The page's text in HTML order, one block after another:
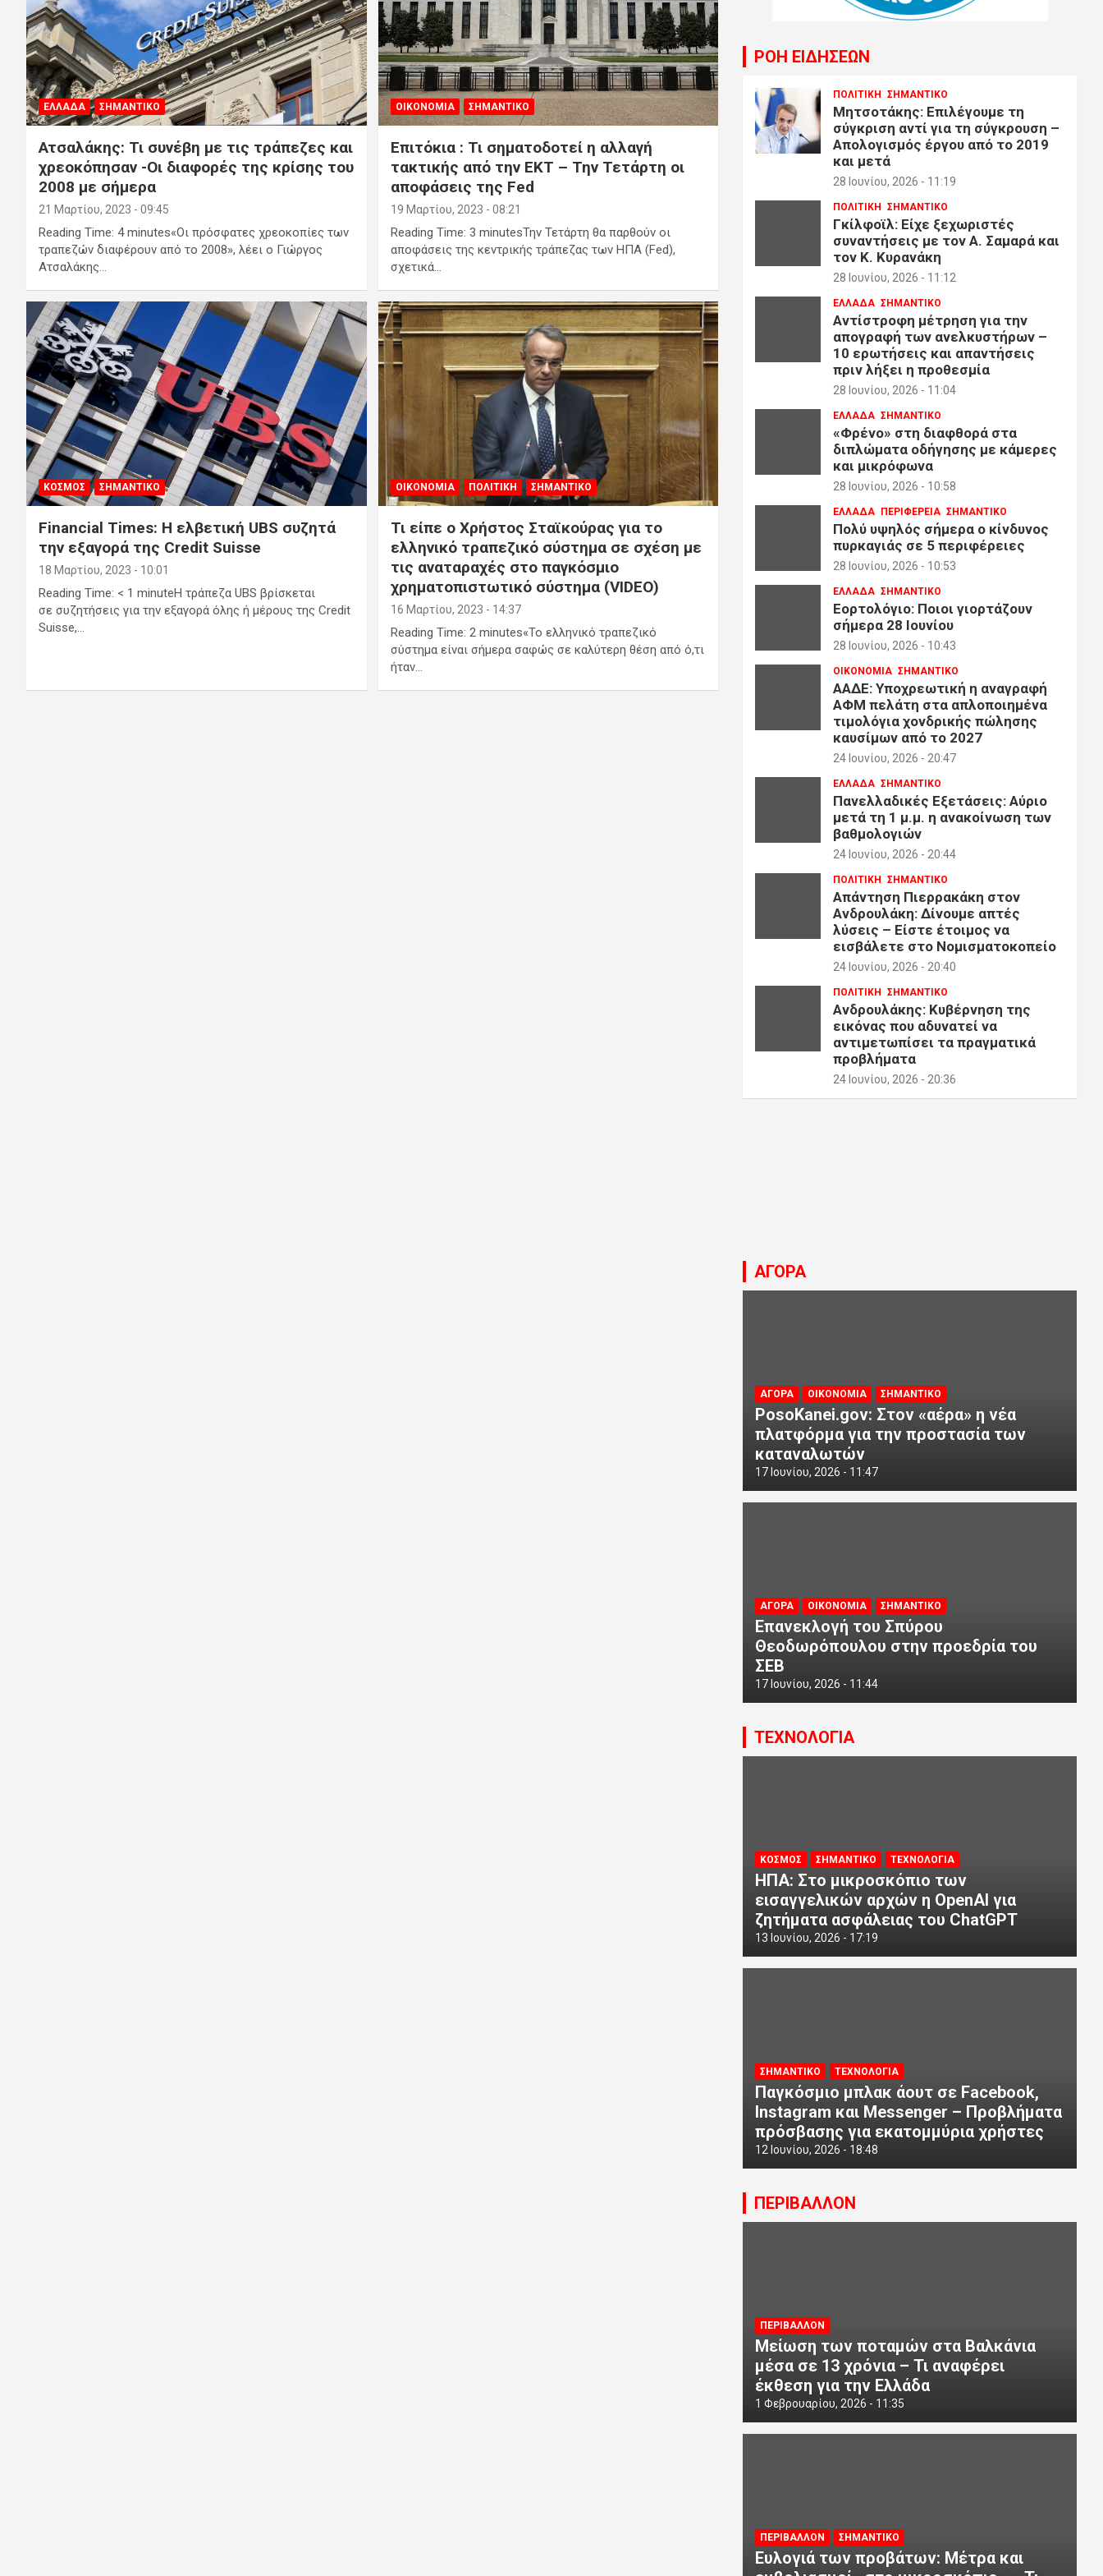
ΕΛΛΑΔΑ ΣΗΜΑΝΤΙΚΟ
Ατσαλάκης: Τι συνέβη με τις τράπεζες και
χρεοκόπησαν -Οι διαφορές της κρίσης του
2008 με σήμερα
21 Μαρτίου, 2023 - 09:45
Reading Time: 4 minutes«Οι πρόσφατες χρεοκοπίες των
τραπεζών διαφέρουν από το 2008», λέει ο Γιώργος
Ατσαλάκης…
ΟΙΚΟΝΟΜΙΑ ΣΗΜΑΝΤΙΚΟ
Επιτόκια : Τι σηματοδοτεί η αλλαγή
τακτικής από την ΕΚΤ – Την Τετάρτη οι
αποφάσεις της Fed
19 Μαρτίου, 2023 - 08:21
Reading Time: 3 minutesΤην Τετάρτη θα παρθούν οι
αποφάσεις της κεντρικής τράπεζας των ΗΠΑ (Fed),
σχετικά…
ΚΟΣΜΟΣ ΣΗΜΑΝΤΙΚΟ
Financial Times: Η ελβετική UBS συζητά
την εξαγορά της Credit Suisse
18 Μαρτίου, 2023 - 10:01
Reading Time: < 1 minuteΗ τράπεζα UBS βρίσκεται
σε συζητήσεις για την εξαγορά όλης ή μέρους της Credit
Suisse,…
ΟΙΚΟΝΟΜΙΑ ΠΟΛΙΤΙΚΗ ΣΗΜΑΝΤΙΚΟ
Τι είπε ο Χρήστος Σταϊκούρας για το
ελληνικό τραπεζικό σύστημα σε σχέση με
τις αναταραχές στο παγκόσμιο
χρηματοπιστωτικό σύστημα (VIDEO)
16 Μαρτίου, 2023 - 14:37
Reading Time: 2 minutes«Το ελληνικό τραπεζικό
σύστημα είναι σήμερα σαφώς σε καλύτερη θέση από ό,τι
ήταν…
ΡΟΗ ΕΙΔΗΣΕΩΝ
ΠΟΛΙΤΙΚΗ ΣΗΜΑΝΤΙΚΟ
Μητσοτάκης: Επιλέγουμε τη
σύγκριση αντί για τη σύγκρουση –
Απολογισμός έργου από το 2019
και μετά
28 Ιουνίου, 2026 - 11:19
ΠΟΛΙΤΙΚΗ ΣΗΜΑΝΤΙΚΟ
Γκίλφοϊλ: Είχε ξεχωριστές
συναντήσεις με τον Α. Σαμαρά και
τον Κ. Κυρανάκη
28 Ιουνίου, 2026 - 11:12
ΕΛΛΑΔΑ ΣΗΜΑΝΤΙΚΟ
Αντίστροφη μέτρηση για την
απογραφή των ανελκυστήρων –
10 ερωτήσεις και απαντήσεις
πριν λήξει η προθεσμία
28 Ιουνίου, 2026 - 11:04
ΕΛΛΑΔΑ ΣΗΜΑΝΤΙΚΟ
«Φρένο» στη διαφθορά στα
διπλώματα οδήγησης με κάμερες
και μικρόφωνα
28 Ιουνίου, 2026 - 10:58
ΕΛΛΑΔΑ ΠΕΡΙΦΕΡΕΙΑ ΣΗΜΑΝΤΙΚΟ
Πολύ υψηλός σήμερα ο κίνδυνος
πυρκαγιάς σε 5 περιφέρειες
28 Ιουνίου, 2026 - 10:53
ΕΛΛΑΔΑ ΣΗΜΑΝΤΙΚΟ
Εορτολόγιο: Ποιοι γιορτάζουν
σήμερα 28 Ιουνίου
28 Ιουνίου, 2026 - 10:43
ΟΙΚΟΝΟΜΙΑ ΣΗΜΑΝΤΙΚΟ
ΑΑΔΕ: Υποχρεωτική η αναγραφή
ΑΦΜ πελάτη στα απλοποιημένα
τιμολόγια χονδρικής πώλησης
καυσίμων από το 2027
24 Ιουνίου, 2026 - 20:47
ΕΛΛΑΔΑ ΣΗΜΑΝΤΙΚΟ
Πανελλαδικές Εξετάσεις: Αύριο
μετά τη 1 μ.μ. η ανακοίνωση των
βαθμολογιών
24 Ιουνίου, 2026 - 20:44
ΠΟΛΙΤΙΚΗ ΣΗΜΑΝΤΙΚΟ
Απάντηση Πιερρακάκη στον
Ανδρουλάκη: Δίνουμε απτές
λύσεις – Είστε έτοιμος να
εισβάλετε στο Νομισματοκοπείο
24 Ιουνίου, 2026 - 20:40
ΠΟΛΙΤΙΚΗ ΣΗΜΑΝΤΙΚΟ
Ανδρουλάκης: Κυβέρνηση της
εικόνας που αδυνατεί να
αντιμετωπίσει τα πραγματικά
προβλήματα
24 Ιουνίου, 2026 - 20:36
ΑΓΟΡΑ
ΑΓΟΡΑ ΟΙΚΟΝΟΜΙΑ ΣΗΜΑΝΤΙΚΟ
PosoKanei.gov: Στον «αέρα» η νέα
πλατφόρμα για την προστασία των
καταναλωτών
17 Ιουνίου, 2026 - 11:47
ΑΓΟΡΑ ΟΙΚΟΝΟΜΙΑ ΣΗΜΑΝΤΙΚΟ
Επανεκλογή του Σπύρου
Θεοδωρόπουλου στην προεδρία του
ΣΕΒ
17 Ιουνίου, 2026 - 11:44
ΤΕΧΝΟΛΟΓΙΑ
ΚΟΣΜΟΣ ΣΗΜΑΝΤΙΚΟ ΤΕΧΝΟΛΟΓΙΑ
ΗΠΑ: Στο μικροσκόπιο των
εισαγγελικών αρχών η OpenAI για
ζητήματα ασφάλειας του ChatGPT
13 Ιουνίου, 2026 - 17:19
ΣΗΜΑΝΤΙΚΟ ΤΕΧΝΟΛΟΓΙΑ
Παγκόσμιο μπλακ άουτ σε Facebook,
Instagram και Messenger – Προβλήματα
πρόσβασης για εκατομμύρια χρήστες
12 Ιουνίου, 2026 - 18:48
ΠΕΡΙΒΑΛΛΟΝ
ΠΕΡΙΒΑΛΛΟΝ
Μείωση των ποταμών στα Βαλκάνια
μέσα σε 13 χρόνια – Τι αναφέρει
έκθεση για την Ελλάδα
1 Φεβρουαρίου, 2026 - 11:35
ΠΕΡΙΒΑΛΛΟΝ ΣΗΜΑΝΤΙΚΟ
Ευλογιά των προβάτων: Μέτρα και